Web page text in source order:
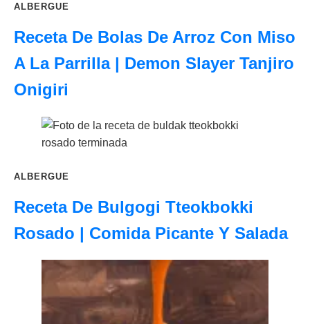
ALBERGUE
Receta De Bolas De Arroz Con Miso
A La Parrilla | Demon Slayer Tanjiro
Onigiri
ALBERGUE
Receta De Bulgogi Tteokbokki
Rosado | Comida Picante Y Salada